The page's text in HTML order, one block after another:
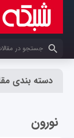
کلمات کلیدی خود
دسته بندی
نورون